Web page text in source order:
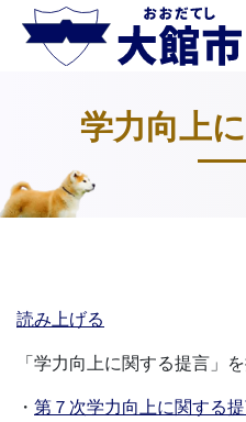
学力向上
読み上げる
「学力向上に関する提言」
・ 第７次学力向上に関する